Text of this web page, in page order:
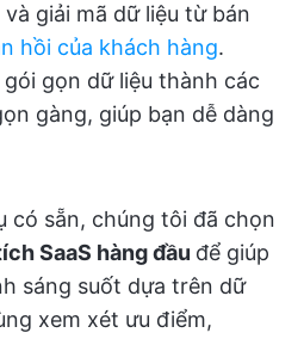
giải mã dữ liệu từ bán
hồi của khách hàng.
gọn dữ liệu thành các
gàng, giúp bạn dễ dàng
có sẵn, chúng tôi đã chọn
SaaS hàng đầu để giúp
sáng suốt dựa trên dữ
xem xét ưu điểm,